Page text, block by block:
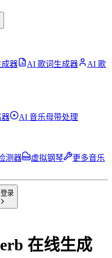
器 AI 歌词生成器
AI 歌
器 AI 音乐母带处理
测器 虚拟钢琴
更多音乐
登录
在线生成